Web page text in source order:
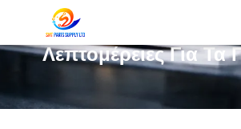
Λεπτομέρειες Για Τα